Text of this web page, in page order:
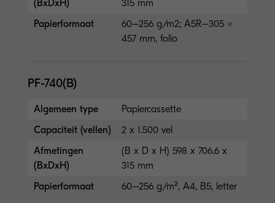
(BxDxH)
315 mm
Papierformaat
60–256 g/m2; A5R–305 ×
457 mm, folio
PF-740(B)
Algemeen type
Papiercassette
Capaciteit (vellen)
2 x 1.500 vel
Afmetingen
(BxDxH)
(B x D x H) 598 x 706.6 x
315 mm
Papierformaat
60–256 g/m², A4, B5, letter